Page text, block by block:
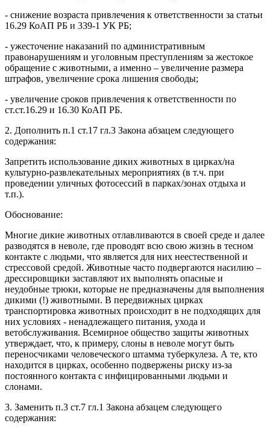
- снижение возраста привлечения к ответственности за статьи
16.29 КоАП РБ и 339-1 УК РБ;
- ужесточение наказаний по административным
правонарушениям и уголовным преступлениям за жестокое
обращение с животными, а именно – увеличение размера
штрафов, увеличение срока лишения свободы;
- увеличение сроков привлечения к ответственности по
ст.ст.16.29 и 16.30 КоАП РБ.
2. Дополнить п.1 ст.17 гл.3 Закона абзацем следующего
содержания:
Запретить использование диких животных в цирках/на
культурно-развлекательных мероприятиях (в т.ч. при
проведении уличных фотосессий в парках/зонах отдыха и
т.п.).
Обоснование:
Многие дикие животных отлавливаются в своей среде и далее
разводятся в неволе, где проводят всю свою жизнь в тесном
контакте с людьми, что является для них неестественной и
стрессовой средой. Животные часто подвергаются насилию –
дрессировщики заставляют их выполнять опасные и
неудобные трюки, которые не предназначены для выполнения
дикими (!) животными. В передвижных цирках
транспортировка животных происходит в не подходящих для
них условиях - ненадлежащего питания, ухода и
ветобслуживания. Всемирное общество защиты животных
утверждает, что, к примеру, слоны в неволе могут быть
переносчиками человеческого штамма туберкулеза. А те, кто
находится в цирках, особенно подвержены риску из-за
постоянного контакта с инфицированными людьми и
слонами.
3. Заменить п.3 ст.7 гл.1 Закона абзацем следующего
содержания: